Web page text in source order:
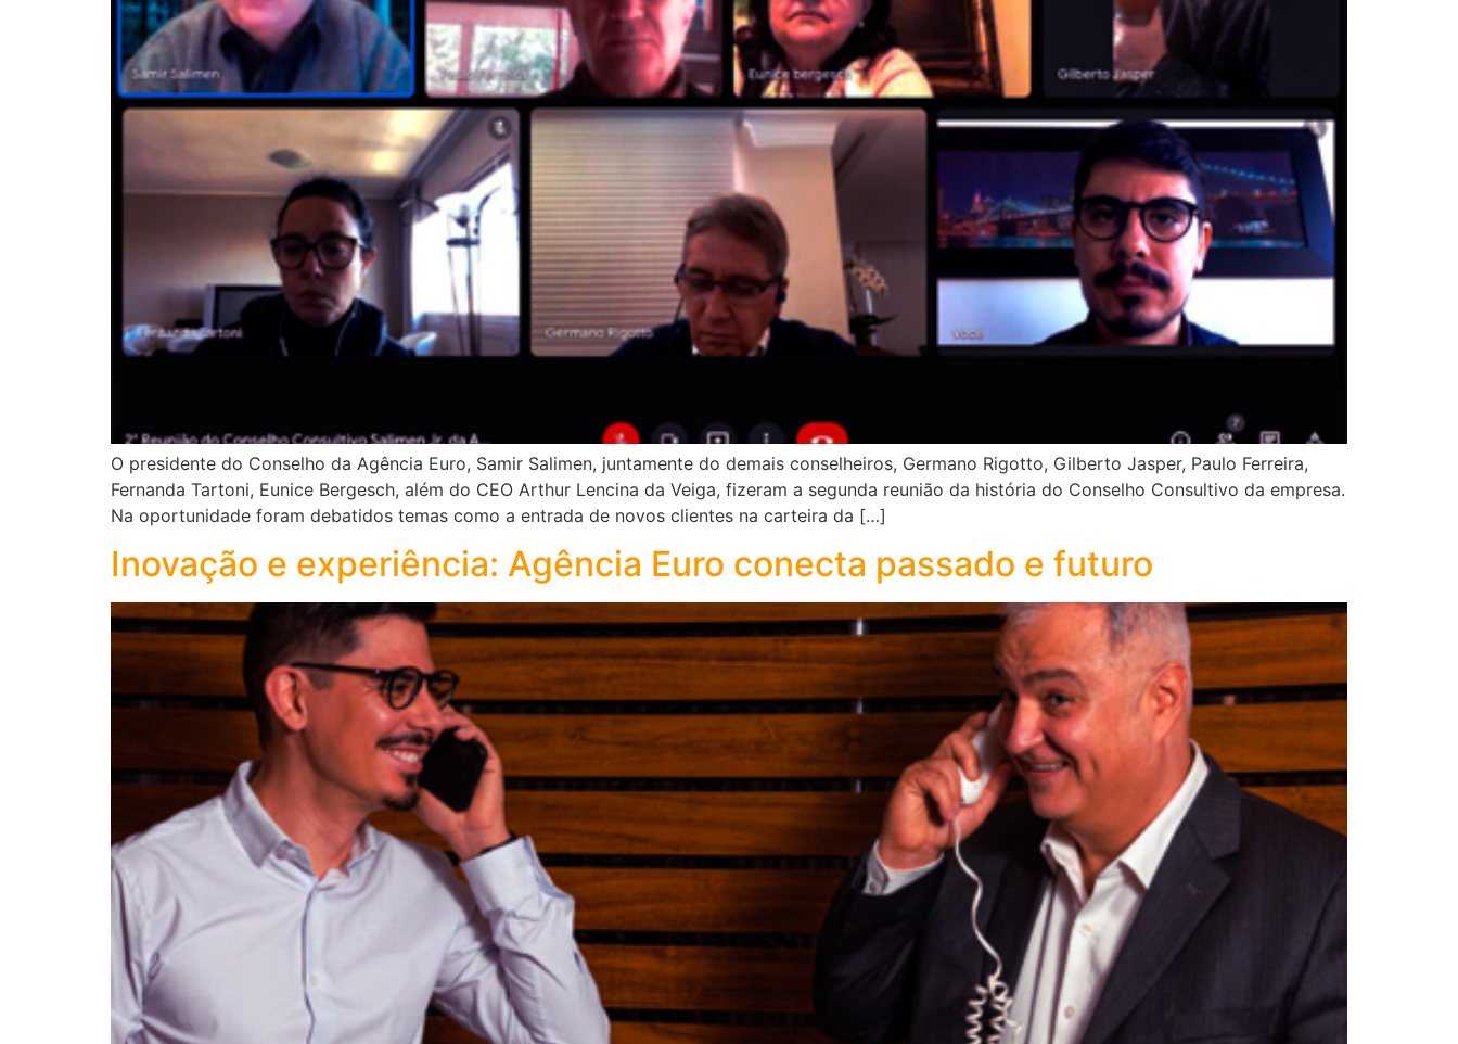
O presidente do Conselho da Agência Euro, Samir Salimen, juntamente do demais conselheiros, Germano Rigotto, Gilberto Jasper, Paulo Ferreira,
Fernanda Tartoni, Eunice Bergesch, além do CEO Arthur Lencina da Veiga, fizeram a segunda reunião da história do Conselho Consultivo da empresa.
Na oportunidade foram debatidos temas como a entrada de novos clientes na carteira da […]
Inovação e experiência: Agência Euro conecta passado e futuro